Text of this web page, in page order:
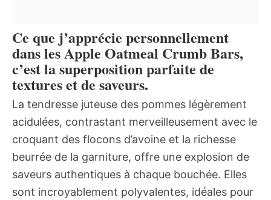
Ce que j’apprécie personnellement
dans les Apple Oatmeal Crumb Bars,
c’est la superposition parfaite de
textures et de saveurs.
La tendresse juteuse des pommes légèrement
acidulées, contrastant merveilleusement avec le
croquant des flocons d’avoine et la richesse
beurrée de la garniture, offre une explosion de
saveurs authentiques à chaque bouchée. Elles
sont incroyablement polyvalentes, idéales pour